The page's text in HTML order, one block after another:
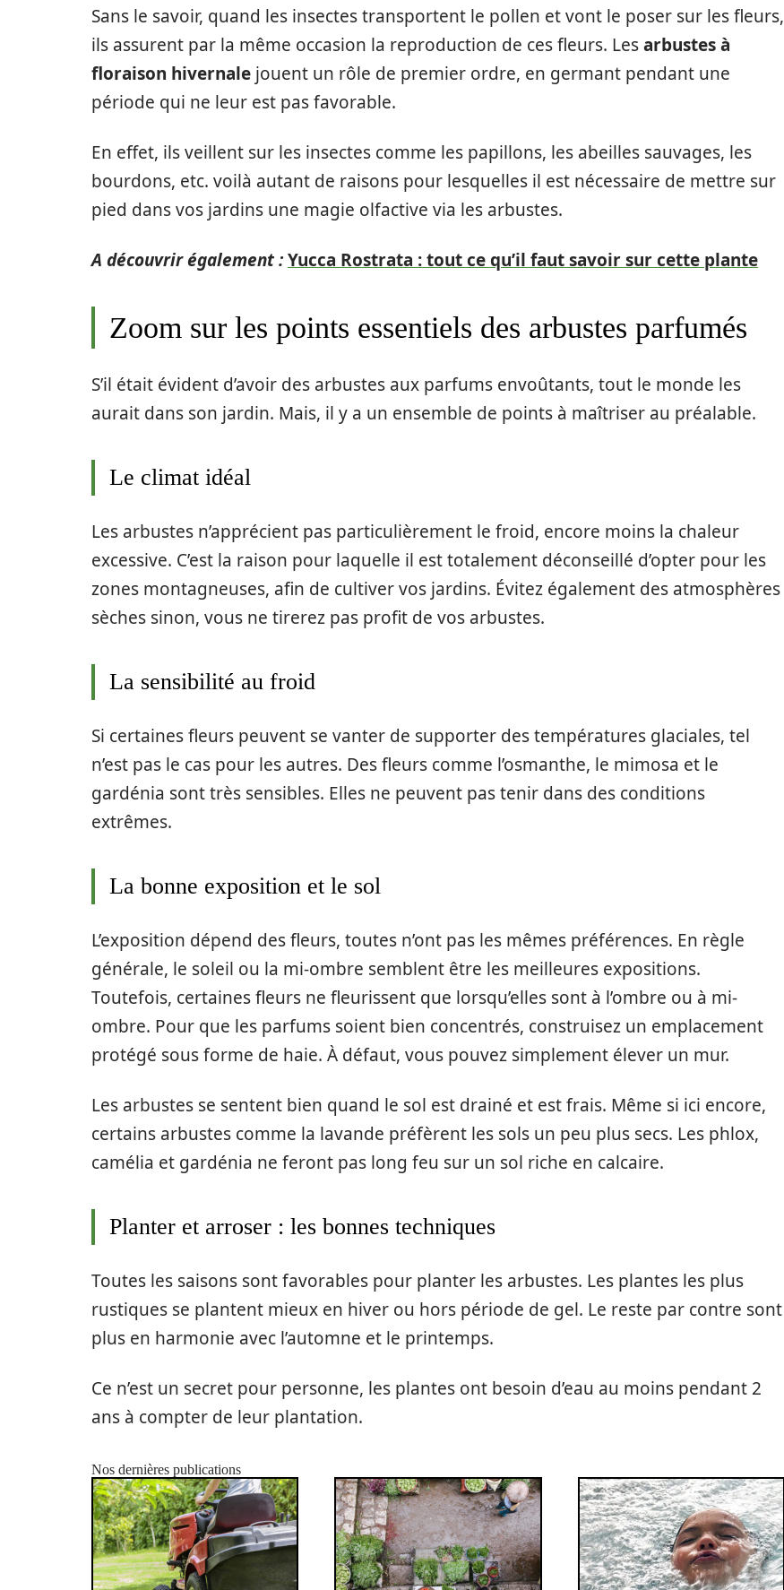
Sans le savoir, quand les insectes transportent le pollen et vont le poser sur les fleurs,
ils assurent par la même occasion la reproduction de ces fleurs. Lesarbustes à
floraison hivernale jouent un rôle de premier ordre, en germant pendant une
période qui ne leur est pas favorable.
En effet, ils veillent sur les insectes comme les papillons, les abeilles sauvages, les
bourdons, etc. voilà autant de raisons pour lesquelles il est nécessaire de mettre sur
pied dans vos jardins une magie olfactive via les arbustes.
A découvrir également :Yucca Rostrata : tout ce qu’il faut savoir sur cette plante
Zoom sur les points essentiels des arbustes parfumés
S’il était évident d’avoir des arbustes aux parfums envoûtants, tout le monde les
aurait dans son jardin. Mais, il y a un ensemble de points à maîtriser au préalable.
Le climat idéal
Les arbustes n’apprécient pas particulièrement le froid, encore moins la chaleur
excessive. C’est la raison pour laquelle il est totalement déconseillé d’opter pour les
zones montagneuses, afin de cultiver vos jardins. Évitez également des atmosphères
sèches sinon, vous ne tirerez pas profit de vos arbustes.
La sensibilité au froid
Si certaines fleurs peuvent se vanter de supporter des températures glaciales, tel
n’est pas le cas pour les autres. Des fleurs comme l’osmanthe, le mimosa et le
gardénia sont très sensibles. Elles ne peuvent pas tenir dans des conditions
extrêmes.
La bonne exposition et le sol
L’exposition dépend des fleurs, toutes n’ont pas les mêmes préférences. En règle
générale, le soleil ou la mi-ombre semblent être les meilleures expositions.
Toutefois, certaines fleurs ne fleurissent que lorsqu’elles sont à l’ombre ou à mi-
ombre. Pour que les parfums soient bien concentrés, construisez un emplacement
protégé sous forme de haie. À défaut, vous pouvez simplement élever un mur.
Les arbustes se sentent bien quand le sol est drainé et est frais. Même si ici encore,
certains arbustes comme la lavande préfèrent les sols un peu plus secs. Les phlox,
camélia et gardénia ne feront pas long feu sur un sol riche en calcaire.
Planter et arroser : les bonnes techniques
Toutes les saisons sont favorables pour planter les arbustes. Les plantes les plus
rustiques se plantent mieux en hiver ou hors période de gel. Le reste par contre sont
plus en harmonie avec l’automne et le printemps.
Ce n’est un secret pour personne, les plantes ont besoin d’eau au moins pendant 2
ans à compter de leur plantation.
Nos dernières publications